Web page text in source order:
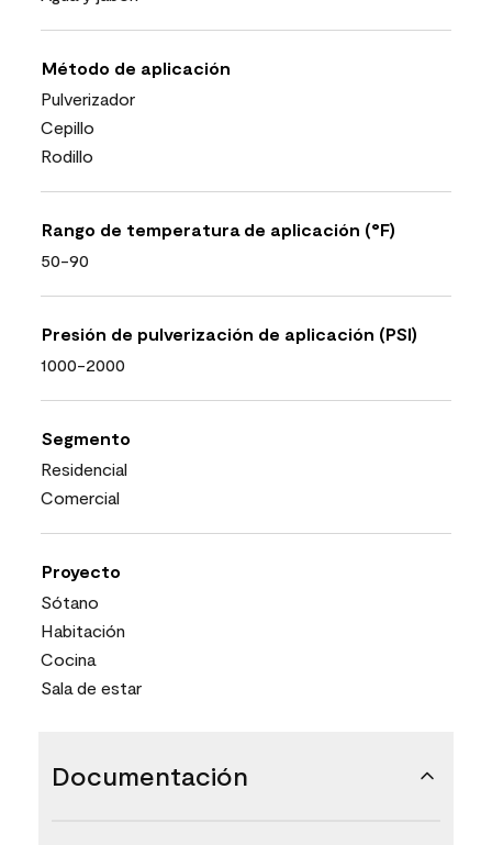
Método de aplicación
Pulverizador
Cepillo
Rodillo
Rango de temperatura de aplicación (°F)
50-90
Presión de pulverización de aplicación (PSI)
1000-2000
Segmento
Residencial
Comercial
Proyecto
Sótano
Habitación
Cocina
Sala de estar
Documentación